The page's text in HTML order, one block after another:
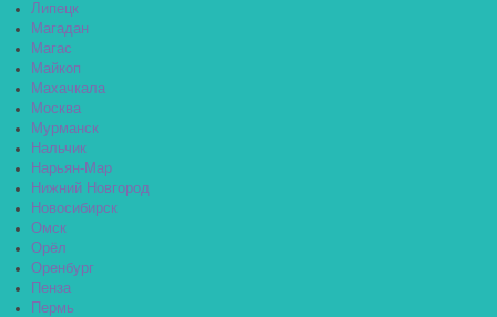
Липецк
Магадан
Магас
Майкоп
Махачкала
Москва
Мурманск
Нальчик
Нарьян-Мар
Нижний Новгород
Новосибирск
Омск
Орёл
Оренбург
Пенза
Пермь